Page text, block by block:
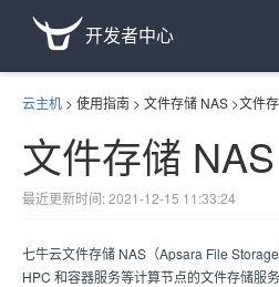
开发者中心
云主机 > 使用指南 > 文件存储 NAS >文件
文件存储
最近更新时间: 2021-12-15 11:33:24
七牛云文件存储 NAS（Apsara File
HPC 和容器服务等计算节点的文件存储服